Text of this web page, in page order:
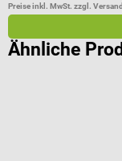
Preise inkl. MwSt. zzgl.
Ähnliche